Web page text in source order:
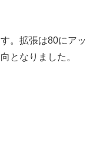
。拡張は80にアッ
となりました。